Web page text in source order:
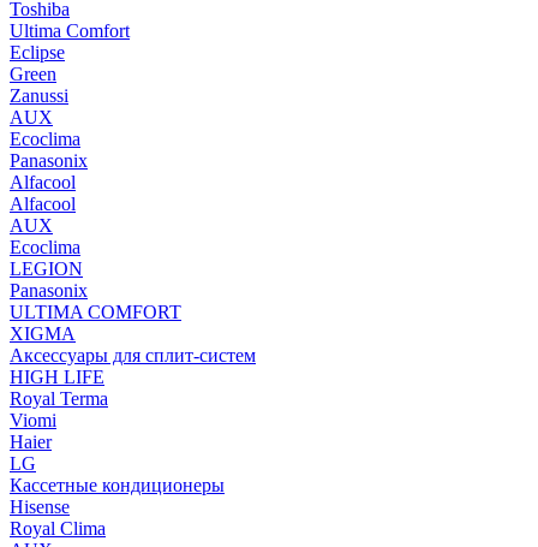
Toshiba
Ultima Comfort
Eclipse
Green
Zanussi
AUX
Ecoclima
Panasonix
Alfacool
Alfacool
AUX
Ecoclima
LEGION
Panasonix
ULTIMA COMFORT
XIGMA
Аксессуары для сплит-систем
HIGH LIFE
Royal Terma
Viomi
Haier
LG
Кассетные кондиционеры
Hisense
Royal Clima